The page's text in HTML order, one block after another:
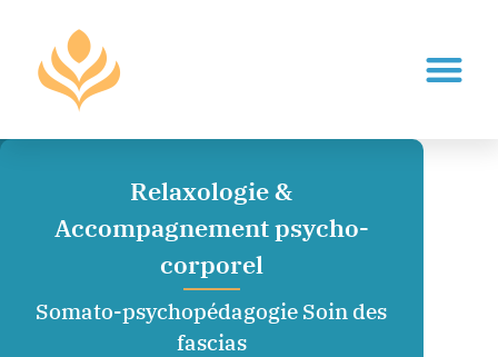
Relaxologie &
Accompagnement psycho-
corporel
Somato-psychopédagogie Soin des
fascias